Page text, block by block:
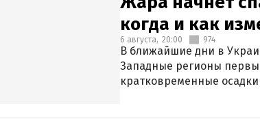
когда и как
6 августа, 20:00 974
В ближайшие дни в
Западные регионы
кратковременные